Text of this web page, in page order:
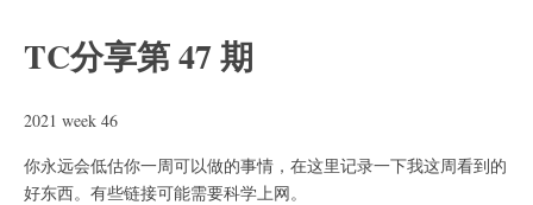
TC分享第 47 期
2021 week 46
你永远会低估你一周可以做的事情，在这里记录一下我这周看到的
好东西。有些链接可能需要科学上网。